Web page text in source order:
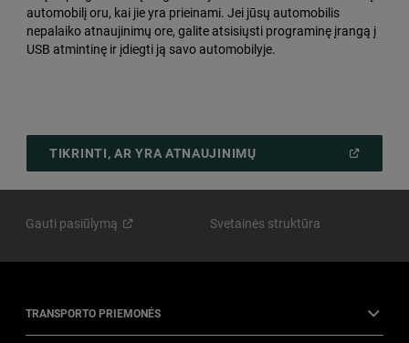
automobilį oru, kai jie yra prieinami. Jei jūsų automobilis
nepalaiko atnaujinimų ore, galite atsisiųsti programinę įrangą į
USB atmintinę ir įdiegti ją savo automobilyje.
TIKRINTI, AR YRA ATNAUJINIMŲ(
NEW
Gauti pasiūlymą Svetainės struktūra
TRANSPORTO PRIEMONĖS